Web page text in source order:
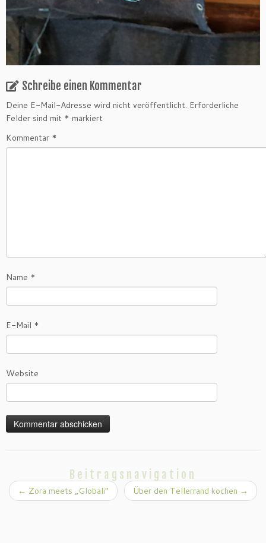
Schreibe einen Kommentar
Deine E-Mail-Adresse wird nicht veröffentlicht. Erforderliche
Felder sind mit * markiert
Kommentar *
Name *
E-Mail *
Website
Beitragsnavigation
← Zora meets „Globali“ Über den Tellerrand kochen →